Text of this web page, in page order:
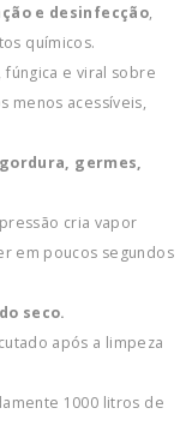
e desinfecção,
químicos.
fúngica e viral sobre
menos acessíveis,
gordura, germes,
cria vapor
em poucos segundos
seco.
após a limpeza
1000 litros de